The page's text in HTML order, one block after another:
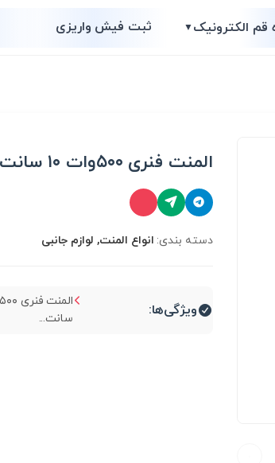
قم الکترونیک▼ ثبت فیش واریزی
المنت فنری ۵۰۰وات ۱۰ سانت
دسته بندی: انواع المنت, لوازم جانبی
ویژگی‌ها:
سانت...